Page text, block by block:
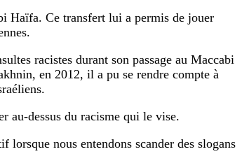
Haïfa. Ce transfert lui a permis de jouer
racistes durant son passage au Maccabi
en 2012, il a pu se rendre compte à
au-dessus du racisme qui le vise.
lorsque nous entendons scander des slogans